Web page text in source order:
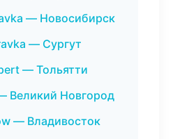
— Новосибирск
— Сургут
— Тольятти
Великий Новгород
— Владивосток